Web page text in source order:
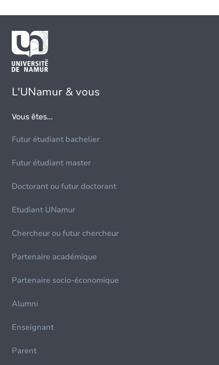
L'UNamur & vous
Vous êtes...
Futur étudiant bachelier
Futur étudiant master
Doctorant ou futur doctorant
Etudiant UNamur
Chercheur ou futur chercheur
Partenaire académique
Partenaire socio-économique
Alumni
Enseignant
Parent